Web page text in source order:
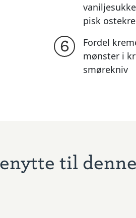
pisk
6
Fordel
mønster i
smørekniv
til